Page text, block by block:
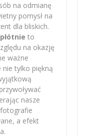
na odmianę
pomysł na
dla bliskich.
to
na okazję
ważne
tylko piękną
nasze
a efekt